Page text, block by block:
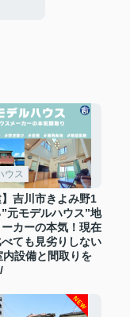
ウス
】吉川市きよみ野1
元モデルハウス”地
カーの本気！現在
ても見劣りしない
設備と間取りを